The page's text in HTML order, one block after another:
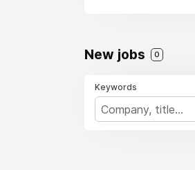
New jobs 0
Keywords